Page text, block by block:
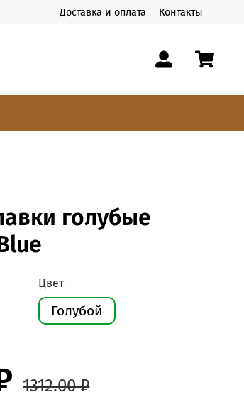
Доставка и оплата Контакты
голубые
Цвет
Голубой
1312.00 ₽